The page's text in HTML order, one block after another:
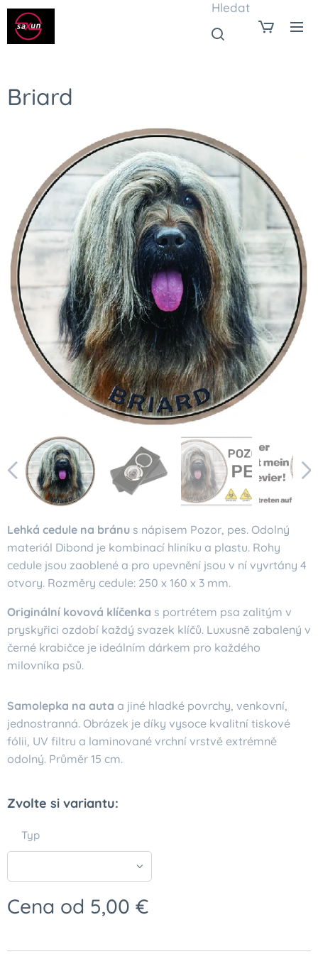
Hledat
Briard
Lehká cedule na bránu s nápisem Pozor, pes. Odolný
materiál Dibond je kombinací hliníku a plastu. Rohy
cedule jsou zaoblené a pro upevnění jsou v ní vyvrtány 4
otvory. Rozměry cedule: 250 x 160 x 3 mm.
Originální kovová klíčenka s portrétem psa zalitým v
pryskyřici ozdobí každý svazek klíčů. Luxusně zabalený v
černé krabičce je ideálním dárkem pro každého
milovníka psů.
Samolepka na auta a jiné hladké povrchy, venkovní,
jednostranná. Obrázek je díky vysoce kvalitní tiskové
fólii, UV filtru a laminované vrchní vrstvě extrémně
odolný. Průměr 15 cm.
Zvolte si variantu:
Typ
Cena od 5,00 €